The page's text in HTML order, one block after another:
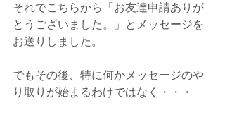
それでこちらから「お友達申請ありが
とうございました。」とメッセージを
お送りしました。
でもその後、特に何かメッセージのや
り取りが始まるわけではなく・・・